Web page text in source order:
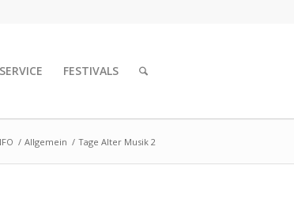
SERVICE FESTIVALS
/ Allgemein / Tage Alter Musik 2